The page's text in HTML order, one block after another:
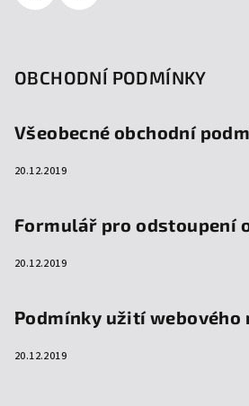
OBCHODNÍ PODMÍNKY
Všeobecné obchodní
20.12.2019
Formulář pro odstoupení
20.12.2019
Podmínky užití webového
20.12.2019